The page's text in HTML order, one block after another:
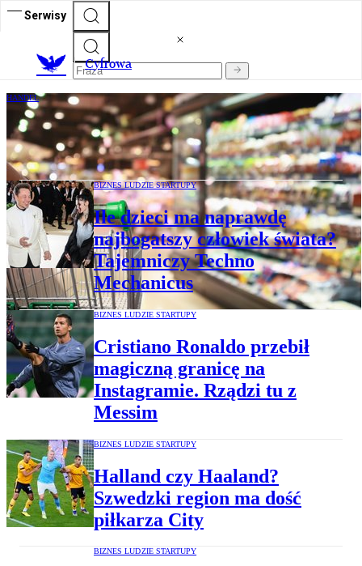
Serwisy
Cyfrowa
HANDEL
Ceny rosną najwolniej w tym roku. Dzięki
sieciom handlowym
BIZNES LUDZIE STARTUPY
Ile dzieci ma naprawdę
najbogatszy człowiek świata?
Tajemniczy Techno
Mechanicus
BIZNES LUDZIE STARTUPY
Cristiano Ronaldo przebił
magiczną granicę na
Instagramie. Rządzi tu z
Messim
BIZNES LUDZIE STARTUPY
Halland czy Haaland?
Szwedzki region ma dość
piłkarza City
BIZNES LUDZIE STARTUPY